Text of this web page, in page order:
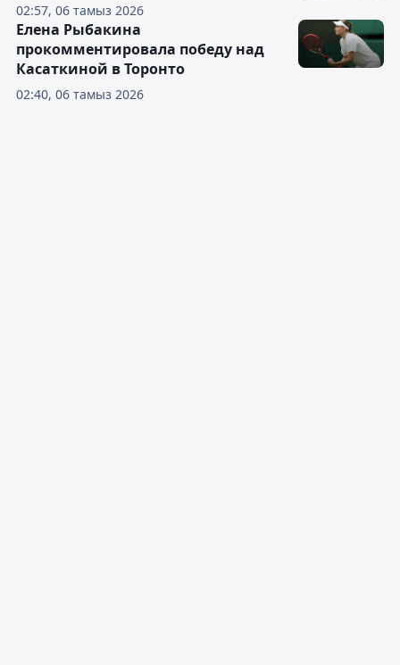
02:57, 06 тамыз 2026
02:40, 06 тамыз 2026
Елена Рыбакина
прокомментировала победу над
Касаткиной в Торонто